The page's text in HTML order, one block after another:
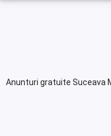
Anunturi gratuite Suceava